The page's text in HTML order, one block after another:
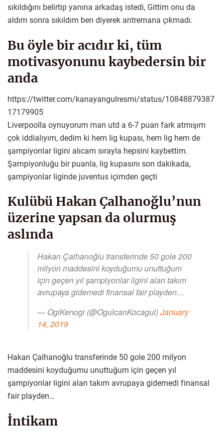
sıkıldığını belirtip yanına arkadaş istedi, Gittim onu da
aldım sonra sıkıldım ben diyerek antremana çıkmadı.
Bu öyle bir acıdır ki, tüm
motivasyonunu kaybedersin bir
anda
https://twitter.com/kanayangulresmi/status/10848879387
17179905
Liverpoolla oynuyorum man utd a 6-7 puan fark atmışım
çok iddialıyım, dedim ki hem lig kupası, hem lig hem de
şampiyonlar ligini alıcam sırayla hepsini kaybettim.
Şampiyonluğu bir puanla, lig kupasını son dakikada,
şampiyonlar liginde juventus içimden geçti
Kulübü Hakan Çalhanoğlu’nun
üzerine yapsan da olurmuş
aslında
Hakan Çalhanoğlu transferinde 50 gole 200
milyon maddesini koyduğumu unuttuğum
için geçen yıl şampiyonlar ligini alan takım
avrupaya gidemedi finansal fair playden…
— OgiKenogi (@OgulcanKocagul)January
14, 2019
Hakan Çalhanoğlu transferinde 50 gole 200 milyon
maddesini koyduğumu unuttuğum için geçen yıl
şampiyonlar ligini alan takım avrupaya gidemedi finansal
fair playden…
İntikam